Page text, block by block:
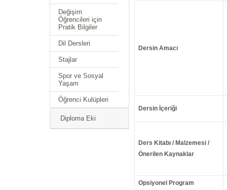
Değişim
Öğrencileri için
Pratik Bilgiler
Dil Dersleri
Stajlar
Spor ve Sosyal
Yaşam
Öğrenci Kulüpleri
Diploma Eki
Dersin Amacı
Dersin İçeriği
Ders Kitabı / Malzemesi /
Önerilen Kaynaklar
Opsiyonel Program